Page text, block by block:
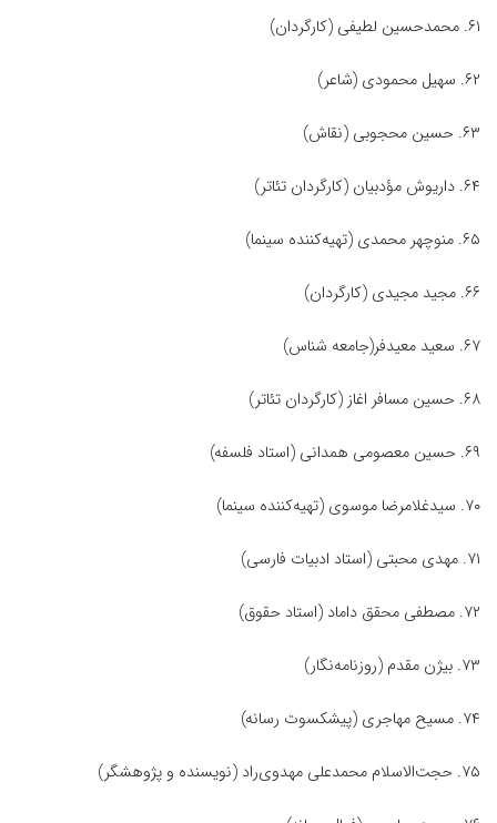
۶۱. محمدحسین لطیفی (کارگردان)
۶۲. سهیل محمودی (شاعر)
۶۳. حسین محجوبی (نقاش)
۶۴. داریوش مؤدبیان (کارگردان تئاتر)
۶۵. منوچهر محمدی (تهیه‌کننده سینما)
۶۶. مجید مجیدی (کارگردان)
۶۷. سعید معیدفر(جامعه شناس)
۶۸. حسین مسافر اغاز (کارگردان تئاتر)
۶۹. حسین معصومی همدانی (استاد فلسفه)
۷۰. سیدغلامرضا موسوی (تهیه‌کننده سینما)
۷۱. مهدی محبتی (استاد ادبیات فارسی)
۷۲. مصطفی محقق داماد (استاد حقوق)
۷۳. بیژن مقدم (روزنامه‌نگار)
۷۴. مسیح مهاجری (پیشکسوت رسانه)
۷۵. حجت‌الاسلام محمدعلی مهدوی‌راد (نویسنده و پژوهشگر)